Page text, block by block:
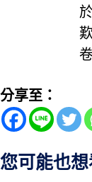
分享至：
您可能也想